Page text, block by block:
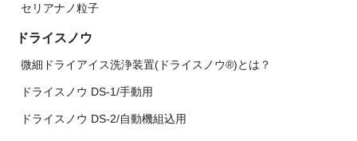
セリアナノ粒子
ドライスノウ
微細ドライアイス洗浄装置(ドライスノウ®)とは？
ドライスノウ DS-1/手動用
ドライスノウ DS-2/自動機組込用